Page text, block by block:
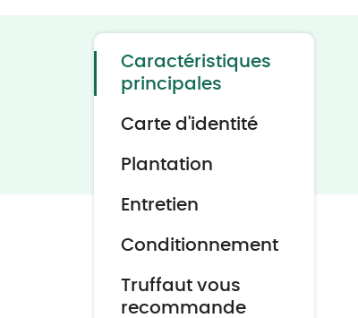
of
the
imagesCaractéristiques
principales
Carte d'identité
Plantation
Entretien
Conditionnement
Truffaut vous
recommande